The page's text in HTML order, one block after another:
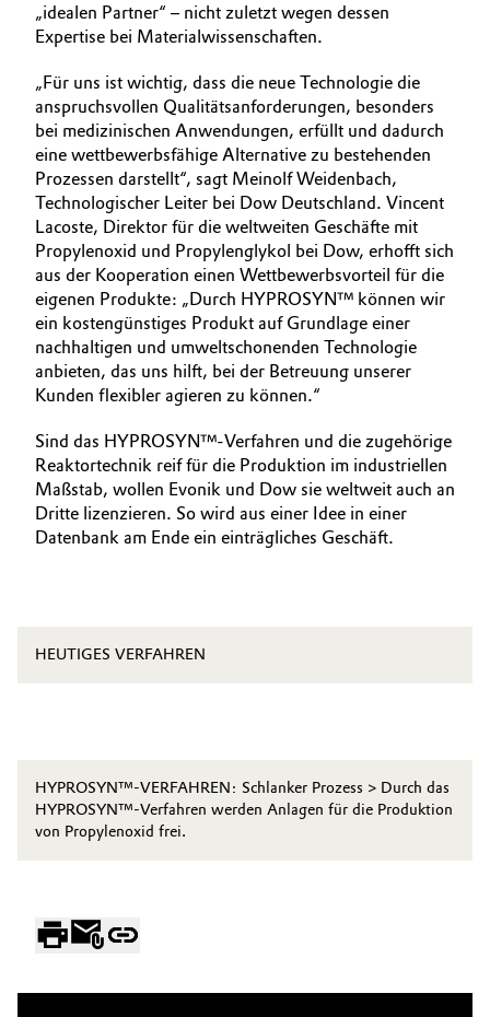
„idealen Partner“ – nicht zuletzt wegen dessen
Expertise bei Materialwissenschaften.
„Für uns ist wichtig, dass die neue Technologie die
anspruchsvollen Qualitätsanforderungen, besonders
bei medizinischen Anwendungen, erfüllt und dadurch
eine wettbewerbsfähige Alternative zu bestehenden
Prozessen darstellt“, sagt Meinolf Weidenbach,
Technologischer Leiter bei Dow Deutschland. Vincent
Lacoste, Direktor für die weltweiten Geschäfte mit
Propylenoxid und Propylenglykol bei Dow, erhofft sich
aus der Kooperation einen Wettbewerbsvorteil für die
eigenen Produkte: „Durch HYPROSYN™ können wir
ein kostengünstiges Produkt auf Grundlage einer
nachhaltigen und umweltschonenden Technologie
anbieten, das uns hilft, bei der Betreuung unserer
Kunden flexibler agieren zu können.“
Sind das HYPROSYN™-Verfahren und die zugehörige
Reaktortechnik reif für die Produktion im industriellen
Maßstab, wollen Evonik und Dow sie weltweit auch an
Dritte lizenzieren. So wird aus einer Idee in einer
Datenbank am Ende ein einträgliches Geschäft.
HEUTIGES VERFAHREN
HYPROSYN™-VERFAHREN: Schlanker Prozess > Durch das
HYPROSYN™-Verfahren werden Anlagen für die Produktion
von Propylenoxid frei.